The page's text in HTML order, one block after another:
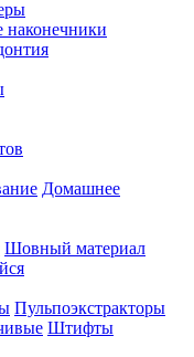
наконечники
Домашнее
Шовный материал
Пульпоэкстракторы
Штифты